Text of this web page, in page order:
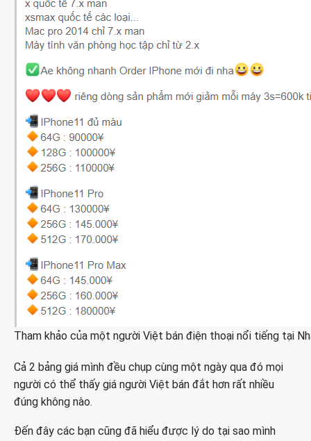
Tham khảo của một người Việt bán điện thoại nổi tiếng tại
Cả 2 bảng giá mình đều chụp cùng một ngày qua đó mọi
người có thể thấy giá người Việt bán đắt hơn rất nhiều
đúng không nào.
Đến đây các bạn cũng đã hiểu được lý do tại sao mình